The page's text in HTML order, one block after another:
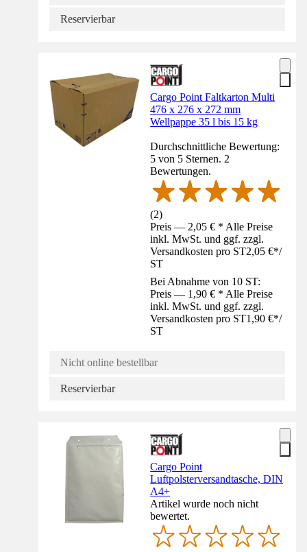
Reservierbar
Cargo Point Faltkarton Multi
476 x 276 x 272 mm
Wellpappe 35 l bis 15 kg
Durchschnittliche Bewertung:
5 von 5 Sternen. 2
Bewertungen.
(2)
Preis — 2,05 € * Alle Preise
inkl. MwSt. und ggf. zzgl.
Versandkosten pro ST2,05 €*/
ST
Bei Abnahme von 10 ST:
Preis — 1,90 € * Alle Preise
inkl. MwSt. und ggf. zzgl.
Versandkosten pro ST1,90 €*/
ST
Nicht online bestellbar
Reservierbar
Cargo Point
Luftpolsterversandtasche, DIN
A4+
Artikel wurde noch nicht
bewertet.